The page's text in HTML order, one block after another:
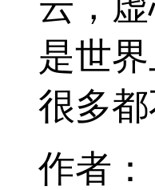
是世
很多
作者：